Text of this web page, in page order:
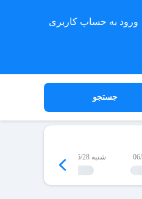
ورود به حساب کاربری
جستجو
شنبه 06/28